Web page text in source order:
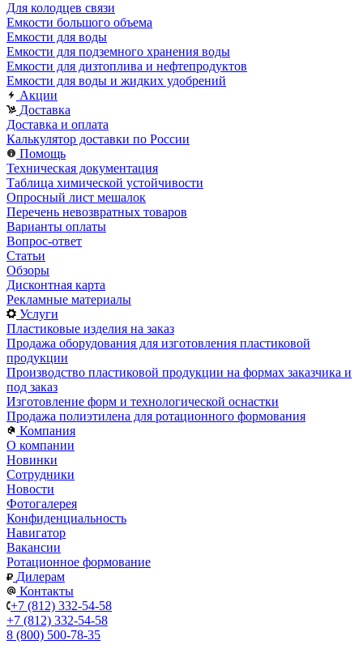
Для колодцев связи
Емкости большого объема
Емкости для воды
Емкости для подземного хранения воды
Емкости для дизтоплива и нефтепродуктов
Емкости для воды и жидких удобрений
Акции
Доставка
Доставка и оплата
Калькулятор доставки по России
Помощь
Техническая документация
Таблица химической устойчивости
Опросный лист мешалок
Перечень невозвратных товаров
Варианты оплаты
Вопрос-ответ
Статьи
Обзоры
Дисконтная карта
Рекламные материалы
Услуги
Пластиковые изделия на заказ
Продажа оборудования для изготовления пластиковой
продукции
Производство пластиковой продукции на формах заказчика и
под заказ
Изготовление форм и технологической оснастки
Продажа полиэтилена для ротационного формования
Компания
О компании
Новинки
Сотрудники
Новости
Фотогалерея
Конфиденциальность
Навигатор
Вакансии
Ротационное формование
Дилерам
Контакты
+7 (812) 332-54-58
+7 (812) 332-54-58
8 (800) 500-78-35